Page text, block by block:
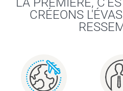
CRÉEONS